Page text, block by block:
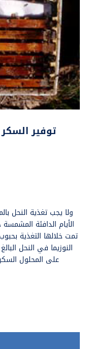
توفير
ولا يجب تغذية النحل
تمت خلالها التغذية
النوزيما في النحل
على المحلول